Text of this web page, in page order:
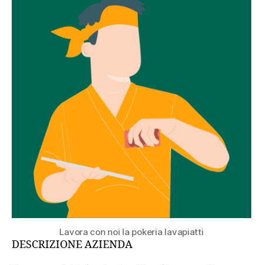
Lavora con noi la pokeria lavapiatti
DESCRIZIONE AZIENDA